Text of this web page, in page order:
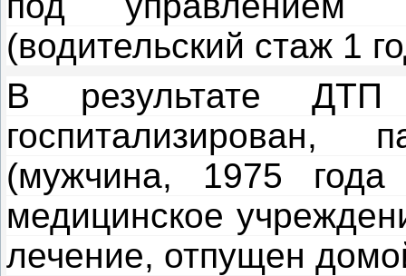
(водительский стаж 1
В результате ДТП
(мужчина, 1975 года
медицинское
лечение, отпущен